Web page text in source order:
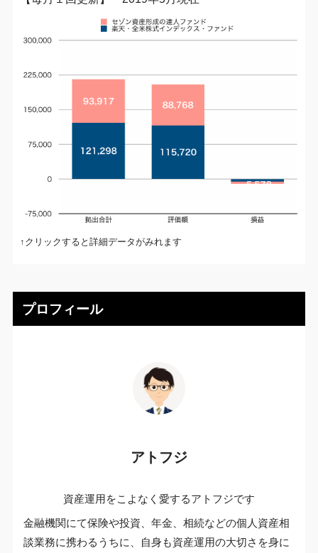
↑クリックすると詳細データがみれます
プロフィール
アトフジ
資産運用をこよなく愛するアトフジです
金融機関にて保険や投資、年金、相続などの個人資産相
談業務に携わるうちに、自身も資産運用の大切さを身に